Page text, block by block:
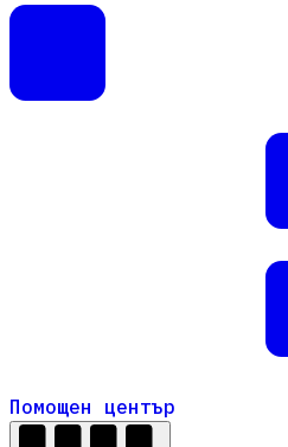
Помощен център
Помощен център